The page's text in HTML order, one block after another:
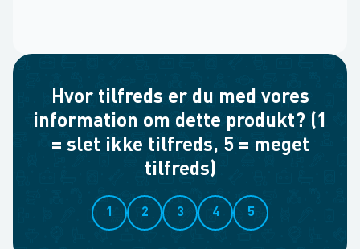
Hvor tilfreds er du med vores
information om dette produkt? (1
= slet ikke tilfreds, 5 = meget
tilfreds)
1 2 3 4 5